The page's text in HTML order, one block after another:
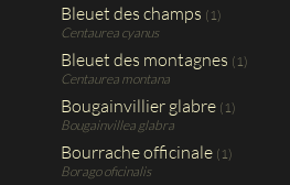
Bleuet des champs (1)
Centaurea cyanus
Bleuet des montagnes (1)
Centaurea montana
Bougainvillier glabre (1)
Bougainvillea glabra
Bourrache officinale (1)
Borago oficinalis